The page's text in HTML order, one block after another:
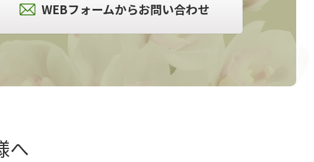
WEBフォームからお問い合わせ
へ